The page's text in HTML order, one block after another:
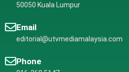
50050 Kuala Lumpur
Email
editorial@utvmediamalaysia.com
Phone